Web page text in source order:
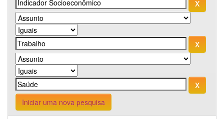
Iniciar uma nova pesquisa